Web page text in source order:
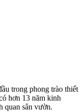
trong phong trào thiết
hơn 13 năm kinh
quan sân vườn.